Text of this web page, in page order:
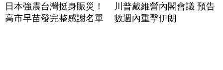
日本強震台灣挺身賑災！
高市早苗發完整感謝名單
川普戴維營內閣會議 預告
數週內重擊伊朗